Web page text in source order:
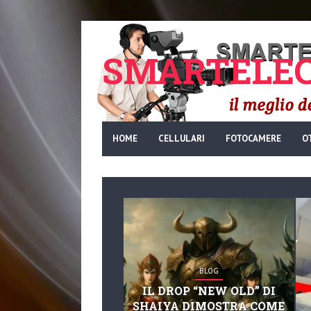
HOME CELLULARI FOTOCAMERE
BLOG
IL DROP “NEW OLD” DI
SHAIYA DIMOSTRA COME